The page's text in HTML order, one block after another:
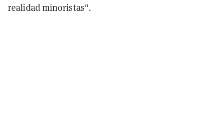
realidad minoristas".